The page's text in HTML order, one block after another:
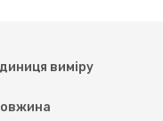
виміру